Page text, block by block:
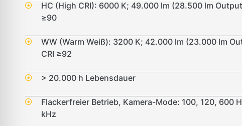
HC (High CRI): 6000 K; 49.000 lm (28.500 lm
≥90
WW (Warm Weiß): 3200 K; 42.000 lm (23.000 lm
CRI ≥92
> 20.000 h Lebensdauer
Flackerfreier Betrieb, Kamera-Mode: 100, 120, 600
kHz